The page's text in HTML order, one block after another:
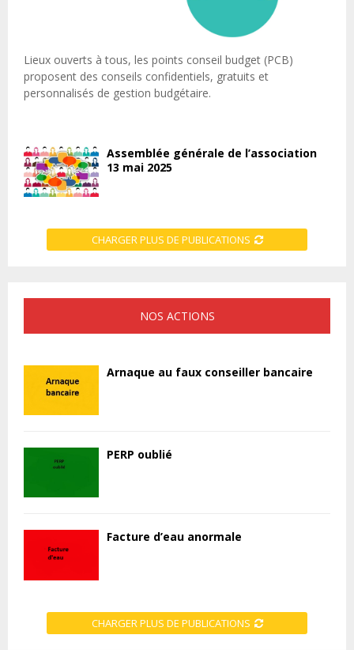
Lieux ouverts à tous, les points conseil budget (PCB)
proposent des conseils confidentiels, gratuits et
personnalisés de gestion budgétaire.
Assemblée générale de l’association
13 mai 2025
CHARGER PLUS DE PUBLICATIONS
NOS ACTIONS
Arnaque au faux conseiller bancaire
PERP oublié
Facture d’eau anormale
CHARGER PLUS DE PUBLICATIONS